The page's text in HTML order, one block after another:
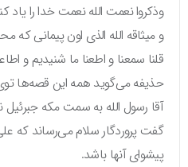
وذکروا نعمت الله نعمت خدا را یاد کنید
و میثاقه الله الذی اون پیمانی که
قلنا سمعنا و اطعنا ما شنیدیم و
حذیفه می‌گوید همه این قصه‌ها توی
آقا رسول الله به سمت مکه جبرئیل
گفت پروردگار سلام می‌رساند که
پیشوای آنها باشد.